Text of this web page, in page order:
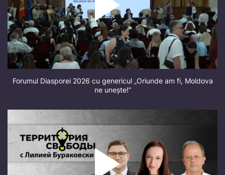
Forumul Diasporei 2026 cu genericul „Oriunde am fi, Moldova
ne unește!”